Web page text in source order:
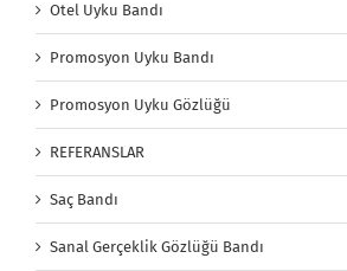
Otel Uyku Bandı
Promosyon Uyku Bandı
Promosyon Uyku Gözlüğü
REFERANSLAR
Saç Bandı
Sanal Gerçeklik Gözlüğü Bandı